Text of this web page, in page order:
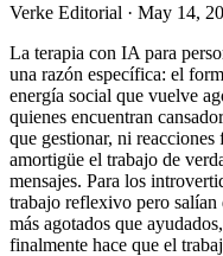
Verke Editorial · May 14,
La terapia con IA para
una razón específica: el
energía social que vuelve
quienes encuentran
que gestionar, ni
amortigüe el trabajo de
mensajes. Para los
trabajo reflexivo pero salían
más agotados que
finalmente hace que el